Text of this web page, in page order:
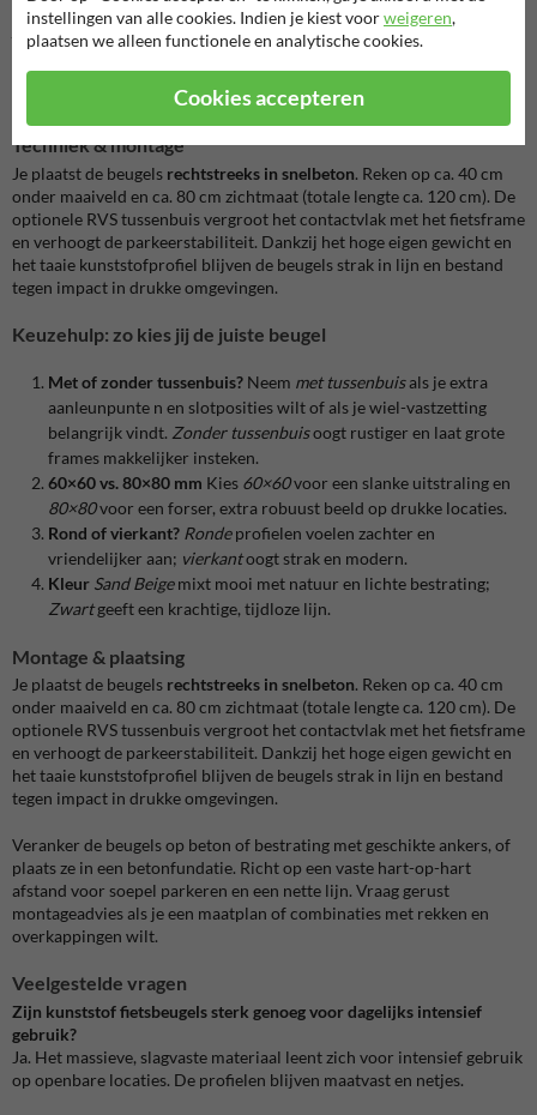
duidelijke loop- en rijroutes. Dankzij met-of-zonder-tussenbuis geef
je e-bikes, stadsfietsen en bakfietsen een stabiele parkeerplek met
voldoende slotpunten. Combineer voor complete stallingen met
fietsenrekkenof kies voor vaste opstellingen metfietsbeugels met
Techniek & montage
Je plaatst de beugels rechtstreeks in snelbeton. Reken op ca. 40 cm
onder maaiveld en ca. 80 cm zichtmaat (totale lengte ca. 120 cm). De
optionele RVS tussenbuis vergroot het contactvlak met het fietsframe
en verhoogt de parkeerstabiliteit. Dankzij het hoge eigen gewicht en
het taaie kunststofprofiel blijven de beugels strak in lijn en bestand
tegen impact in drukke omgevingen.
Keuzehulp: zo kies jij de juiste beugel
Met of zonder tussenbuis? Neem met tussenbuisals je extra
aanleunpunte n en slotposities wilt of als je wiel-vastzetting
belangrijk vindt. Zonder tussenbuisoogt rustiger en laat grote
frames makkelijker insteken.
60×60 vs. 80×80 mm Kies 60×60voor een slanke uitstraling en
80×80voor een forser, extra robuust beeld op drukke locaties.
Rond of vierkant? Rondeprofielen voelen zachter en
vriendelijker aan; vierkantoogt strak en modern.
Kleur Sand Beigemixt mooi met natuur en lichte bestrating;
Zwartgeeft een krachtige, tijdloze lijn.
Montage & plaatsing
Je plaatst de beugels rechtstreeks in snelbeton. Reken op ca. 40 cm
onder maaiveld en ca. 80 cm zichtmaat (totale lengte ca. 120 cm). De
optionele RVS tussenbuis vergroot het contactvlak met het fietsframe
en verhoogt de parkeerstabiliteit. Dankzij het hoge eigen gewicht en
het taaie kunststofprofiel blijven de beugels strak in lijn en bestand
tegen impact in drukke omgevingen.
Veranker de beugels op beton of bestrating met geschikte ankers, of
plaats ze in een betonfundatie. Richt op een vaste hart-op-hart
afstand voor soepel parkeren en een nette lijn. Vraag gerust
montageadvies als je een maatplan of combinaties met rekken en
overkappingen wilt.
Veelgestelde vragen
Zijn kunststof fietsbeugels sterk genoeg voor dagelijks intensief
gebruik?
Ja. Het massieve, slagvaste materiaal leent zich voor intensief gebruik
op openbare locaties. De profielen blijven maatvast en netjes.
instellingen van alle cookies. Indien je kiest voorweigeren,
plaatsen we alleen functionele en analytische cookies.
Cookies accepteren